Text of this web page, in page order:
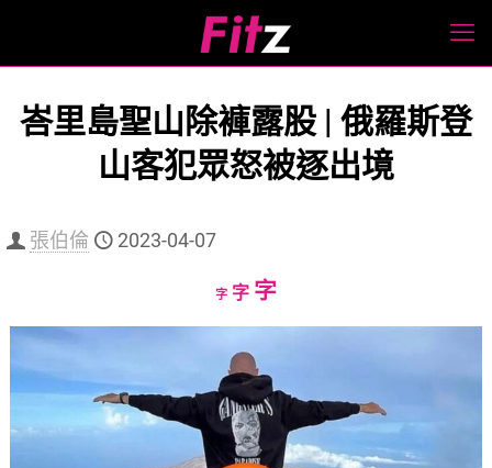
峇里島聖山除褲露股 | 俄羅斯登
山客犯眾怒被逐出境
張伯倫 2023-04-07
字Decrease
字Reset
size.
字Increase